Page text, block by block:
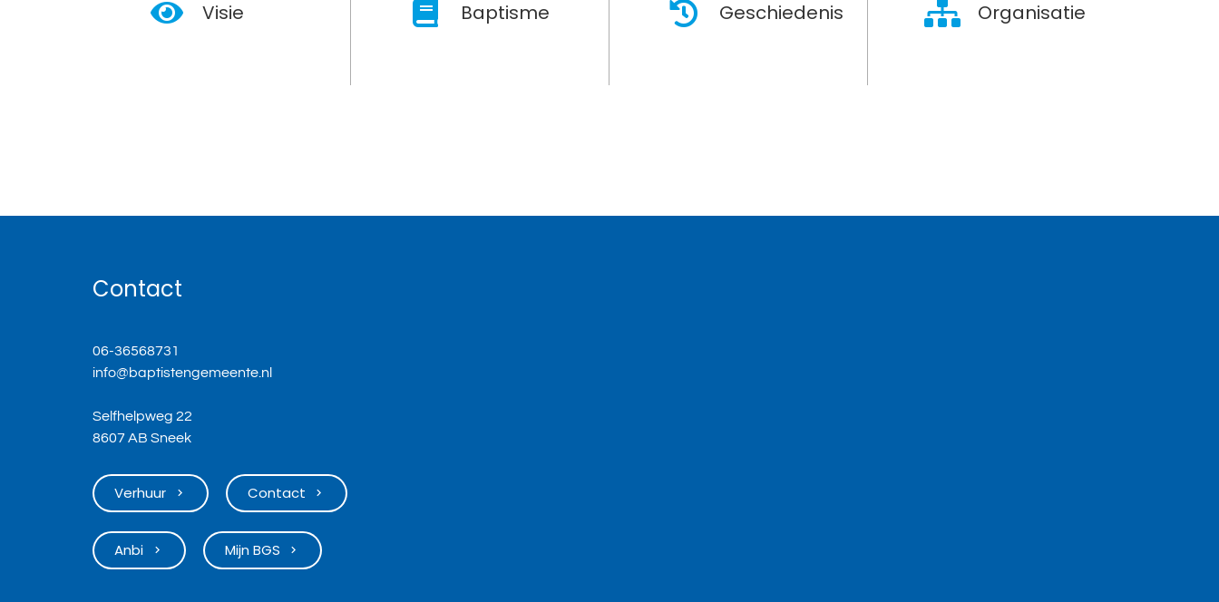
Visie Baptisme Geschiedenis Organisatie
Contact
06-36568731
info@baptistengemeente.nl
Selfhelpweg 22
8607 AB Sneek
Verhuur keyboard_arrow_right Contact keyboard_arrow_right
Anbi keyboard_arrow_right Mijn BGS keyboard_arrow_right